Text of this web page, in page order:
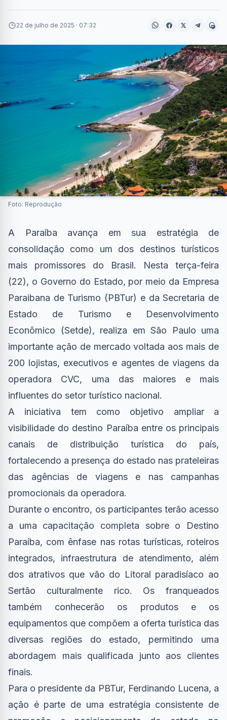
22 de julho de 2025 · 07:32
Foto: Reprodução
A Paraíba avança em sua estratégia de
consolidação como um dos destinos turísticos
mais promissores do Brasil. Nesta terça-feira
(22), o Governo do Estado, por meio da Empresa
Paraibana de Turismo (PBTur) e da Secretaria de
Estado de Turismo e Desenvolvimento
Econômico (Setde), realiza em São Paulo uma
importante ação de mercado voltada aos mais de
200 lojistas, executivos e agentes de viagens da
operadora CVC, uma das maiores e mais
influentes do setor turístico nacional.
A iniciativa tem como objetivo ampliar a
visibilidade do destino Paraíba entre os principais
canais de distribuição turística do país,
fortalecendo a presença do estado nas prateleiras
das agências de viagens e nas campanhas
promocionais da operadora.
Durante o encontro, os participantes terão acesso
a uma capacitação completa sobre o Destino
Paraíba, com ênfase nas rotas turísticas, roteiros
integrados, infraestrutura de atendimento, além
dos atrativos que vão do Litoral paradisíaco ao
Sertão culturalmente rico. Os franqueados
também conhecerão os produtos e os
equipamentos que compõem a oferta turística das
diversas regiões do estado, permitindo uma
abordagem mais qualificada junto aos clientes
finais.
Para o presidente da PBTur, Ferdinando Lucena, a
ação é parte de uma estratégia consistente de